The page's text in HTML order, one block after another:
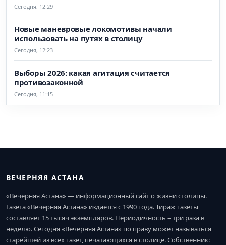
Сегодня, 12:29
Новые маневровые локомотивы начали
использовать на путях в столицу
Сегодня, 12:23
Выборы 2026: какая агитация считается
противозаконной
Сегодня, 11:15
ВЕЧЕРНЯЯ АСТАНА
«Вечерняя Астана» — информационный сайт о жизни столицы.
Газета «Вечерняя Астана» издается с 1990 года. Тираж газеты
составляет 15 тысяч экземпляров. Периодичность – три раза в
неделю. Сегодня «Вечерняя Астана» по праву может называться
старейшей из всех газет, печатающихся в столице. Собственник: